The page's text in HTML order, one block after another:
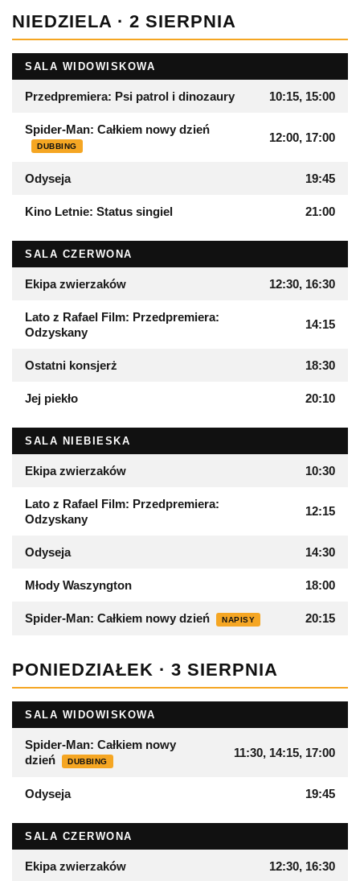
NIEDZIELA · 2 SIERPNIA
SALA WIDOWISKOWA
Przedpremiera: Psi patrol i dinozaury 10:15, 15:00
Spider-Man: Całkiem nowy dzień
DUBBING
12:00, 17:00
Odyseja 19:45
Kino Letnie: Status singiel 21:00
SALA CZERWONA
Ekipa zwierzaków 12:30, 16:30
Lato z Rafael Film: Przedpremiera:
Odzyskany
14:15
Ostatni konsjerż 18:30
Jej piekło 20:10
SALA NIEBIESKA
Ekipa zwierzaków 10:30
Lato z Rafael Film: Przedpremiera:
Odzyskany
12:15
Odyseja 14:30
Młody Waszyngton 18:00
Spider-Man: Całkiem nowy dzień NAPISY 20:15
PONIEDZIAŁEK · 3 SIERPNIA
SALA WIDOWISKOWA
Spider-Man: Całkiem nowy
dzień
DUBBING
11:30, 14:15, 17:00
Odyseja 19:45
SALA CZERWONA
Ekipa zwierzaków 12:30, 16:30